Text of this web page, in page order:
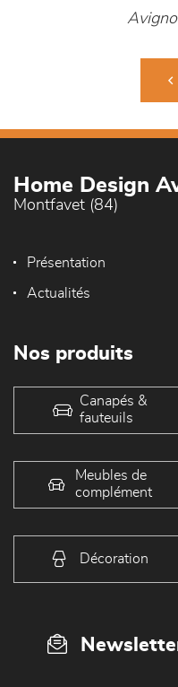
Home Design
Montfavet (84)
Présentation
Actualités
Nos produits
Canapés &
fauteuils
Meubles de
complément
Décoration